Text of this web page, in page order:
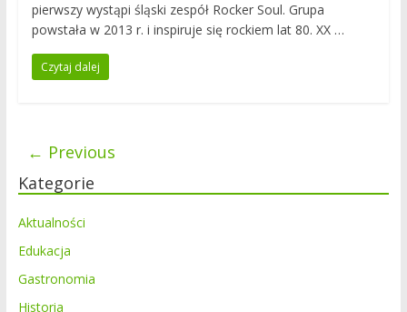
pierwszy wystąpi śląski zespół Rocker Soul. Grupa
powstała w 2013 r. i inspiruje się rockiem lat 80. XX …
Czytaj dalej
← Previous
Kategorie
Aktualności
Edukacja
Gastronomia
Historia